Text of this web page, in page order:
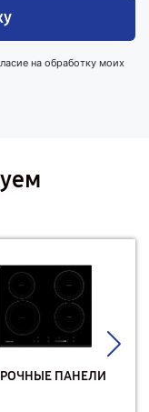
на обработку моих
ПАНЕЛИ